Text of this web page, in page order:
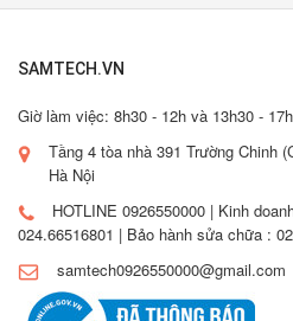
SAMTECH.VN
Giờ làm việc: 8h30 - 12h và 13h30 -
Tầng 4 tòa nhà 391 Trường Chinh
Hà Nội
HOTLINE 0926550000 | Kinh
024.66516801 | Bảo hành sửa chữa :
samtech0926550000@gmail.com